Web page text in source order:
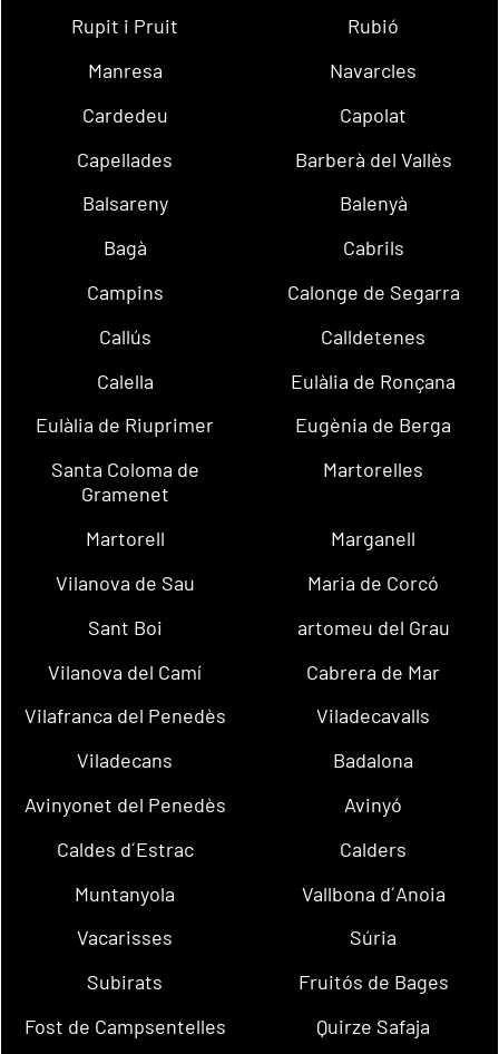
Rupit i Pruit
Rubió
Manresa
Navarcles
Cardedeu
Capolat
Capellades
Barberà del Vallès
Balsareny
Balenyà
Bagà
Cabrils
Campins
Calonge de Segarra
Callús
Calldetenes
Calella
Eulàlia de Ronçana
Eulàlia de Riuprimer
Eugènia de Berga
Santa Coloma de
Gramenet
Martorelles
Martorell
Marganell
Vilanova de Sau
Maria de Corcó
Sant Boi
artomeu del Grau
Vilanova del Camí
Cabrera de Mar
Vilafranca del Penedès
Viladecavalls
Viladecans
Badalona
Avinyonet del Penedès
Avinyó
Caldes d´Estrac
Calders
Muntanyola
Vallbona d´Anoia
Vacarisses
Súria
Subirats
Fruitós de Bages
Fost de Campsentelles
Quirze Safaja